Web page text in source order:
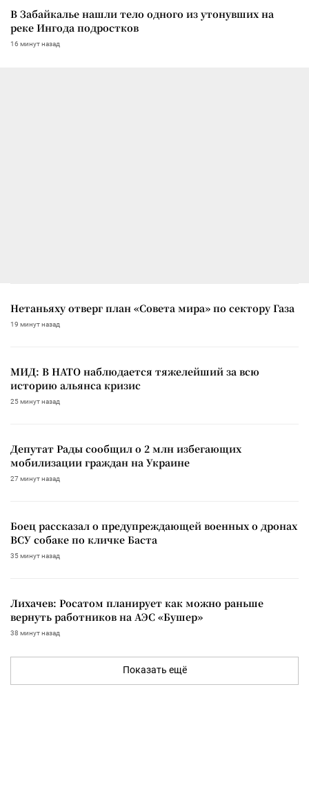
В Забайкалье нашли тело одного из утонувших на
реке Ингода подростков
16 минут назад
Нетаньяху отверг план «Совета мира» по сектору Газа
19 минут назад
МИД: В НАТО наблюдается тяжелейший за всю
историю альянса кризис
25 минут назад
Депутат Рады сообщил о 2 млн избегающих
мобилизации граждан на Украине
27 минут назад
Боец рассказал о предупреждающей военных о дронах
ВСУ собаке по кличке Баста
35 минут назад
Лихачев: Росатом планирует как можно раньше
вернуть работников на АЭС «Бушер»
38 минут назад
Показать ещё